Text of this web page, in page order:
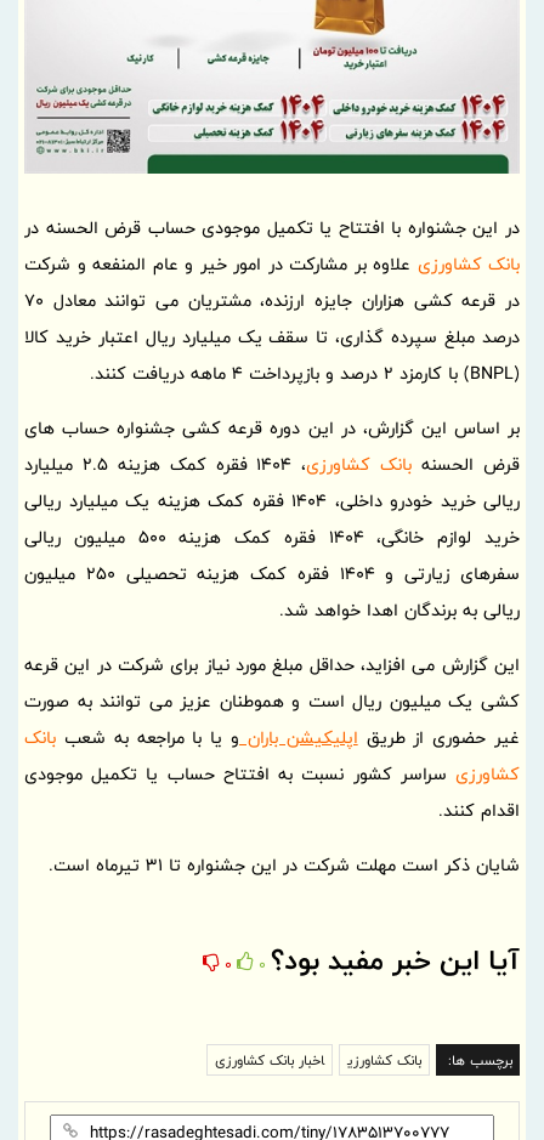
در این جشنواره با افتتاح یا تکمیل موجودی حساب قرض الحسنه در
بانک کشاورزی علاوه بر مشارکت در امور خیر و عام المنفعه و شرکت
در قرعه کشی هزاران جایزه ارزنده، مشتریان می توانند معادل 70
درصد مبلغ سپرده گذاری، تا سقف یک میلیارد ریال اعتبار خرید کالا
(BNPL) با کارمزد 2 درصد و بازپرداخت 4 ماهه دریافت کنند.
بر اساس این گزارش، در این دوره قرعه کشی جشنواره حساب های
قرض الحسنه بانک کشاورزی
، 1404 فقره کمک هزینه 2.5 میلیارد
ریالی خرید خودرو داخلی، 1404 فقره کمک هزینه یک میلیارد ریالی
خرید لوازم خانگی، 1404 فقره کمک هزینه 500 میلیون ریالی
سفرهای زیارتی و 1404 فقره کمک هزینه تحصیلی 250 میلیون
ریالی به برندگان اهدا خواهد شد.
این گزارش می افزاید، حداقل مبلغ مورد نیاز برای شرکت در این قرعه
کشی یک میلیون ریال است و هموطنان عزیز می توانند به صورت
غیر حضوری از طریقاپلیکیشن بارانو یا با مراجعه به شعب بانک
کشاورزی سراسر کشور نسبت به افتتاح حساب یا تکمیل موجودی
اقدام کنند.
شایان ذکر است مهلت شرکت در این جشنواره تا 31 تیرماه است.
آیا این خبر مفید بود؟ 0
0
برچسب ها: بانک کشاورزی اخبار بانک کشاورزی